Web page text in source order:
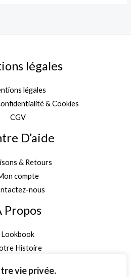
vie privée.
légales
légales
& Cookies
CGV
D’aide
& Retours
compte
nous
Propos
Lookbook
Histoire